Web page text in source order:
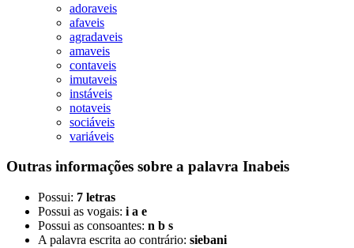
adoraveis
afaveis
agradaveis
amaveis
contaveis
imutaveis
instáveis
notaveis
sociáveis
variáveis
Outras informações sobre a palavra Inabeis
Possui: 7 letras
Possui as vogais: i a e
Possui as consoantes: n b s
A palavra escrita ao contrário: siebani